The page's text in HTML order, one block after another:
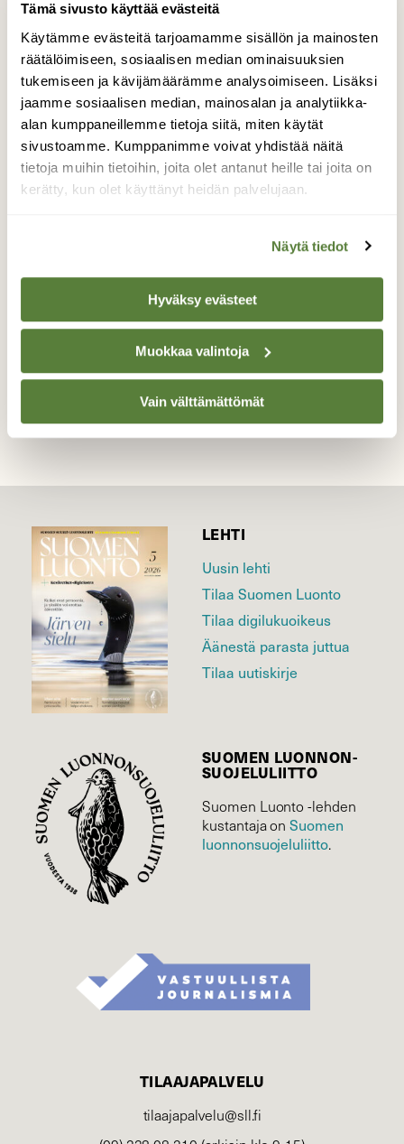
Tämä sivusto käyttää evästeitä
Käytämme evästeitä tarjoamamme sisällön ja mainosten
räätälöimiseen, sosiaalisen median ominaisuuksien
tukemiseen ja kävijämäärämme analysoimiseen. Lisäksi
jaamme sosiaalisen median, mainosalan ja analytiikka-
alan kumppaneillemme tietoja siitä, miten käytät
sivustoamme. Kumppanimme voivat yhdistää näitä
tietoja muihin tietoihin, joita olet antanut heille tai joita on
kerätty, kun olet käyttänyt heidän palvelujaan.
Näytä tiedot
Hyväksy evästeet
Muokkaa valintoja
Vain välttämättömät
Cityteeri
Olin asioimassa Vantaan Myyrmannissa,kun
huomasin autosta poistuessani.Läheisessä
puussa ruokaili Teeri silmuja ja marjoja
syöden.Sitten se pyrähti maahan pusikkoon
jolloinka sain kuvattua sen lähietäisyydeltä.
Se oli harvinaisen kesy yksilö tai
loukkaantunut jollain lailla mitään ulkoista
LEHTI
Uusin lehti
Tilaa Suomen Luonto
Tilaa digilukuoikeus
Äänestä parasta juttua
Tilaa uutiskirje
SUOMEN LUONNON­
SUOJELU­LIITTO
Suomen Luonto -lehden
kustantaja onSuomen
luonnonsuojelu­liitto.
TILAAJAPALVELU
tilaajapalvelu@sll.fi